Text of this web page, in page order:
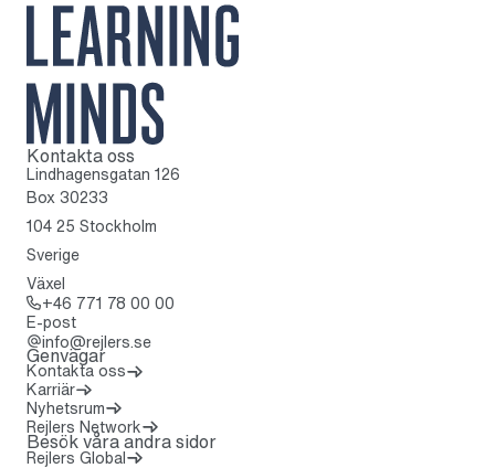
Till startsidan
Kontakta oss
Lindhagensgatan 126
Box 30233
104 25 Stockholm
Sverige
Växel
+46 771 78 00 00
E-post
info@rejlers.se
Genvägar
Kontakta oss
Karriär
Nyhetsrum
Rejlers Network(Öppnas i en ny flik)
Besök våra andra sidor
Rejlers Global